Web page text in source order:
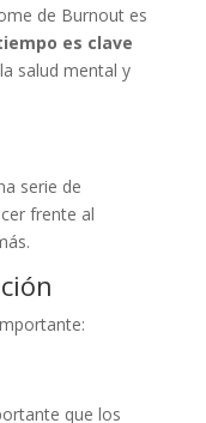
de Burnout es
es clave
salud mental y
serie de
frente al
que los